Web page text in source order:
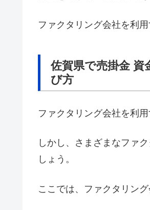
ファクタリング会社を利
佐賀県で売掛金
び方
ファクタリング会社を利
しかし、さまざまなファ
しょう。
ここでは、ファクタリン